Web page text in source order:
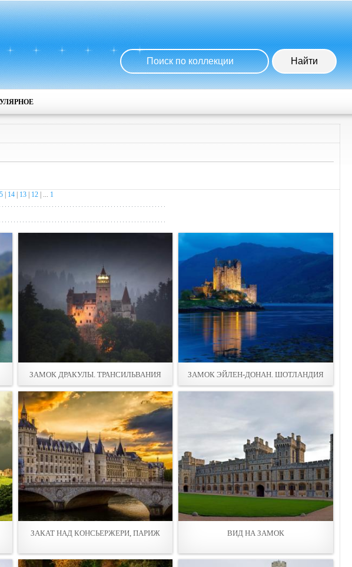
14 13 12 | ... 1
ЗАМОК ДРАКУЛЫ. ТРАНСИЛЬВАНИЯ ЗАМОК ЭЙЛЕН-ДОНАН. ШОТЛАНДИЯ
ЗАКАТ НАД КОНСЬЕРЖЕРИ, ПАРИЖ ВИД НА ЗАМОК